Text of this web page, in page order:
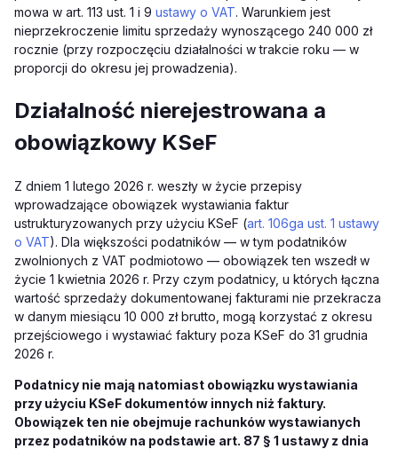
mowa w art. 113 ust. 1 i 9 ustawy o VAT. Warunkiem jest
nieprzekroczenie limitu sprzedaży wynoszącego 240 000 zł
rocznie (przy rozpoczęciu działalności w trakcie roku — w
proporcji do okresu jej prowadzenia).
Działalność nierejestrowana a
obowiązkowy KSeF
Z dniem 1 lutego 2026 r. weszły w życie przepisy
wprowadzające obowiązek wystawiania faktur
ustrukturyzowanych przy użyciu KSeF (art. 106ga ust. 1 ustawy
o VAT). Dla większości podatników — w tym podatników
zwolnionych z VAT podmiotowo — obowiązek ten wszedł w
życie 1 kwietnia 2026 r. Przy czym podatnicy, u których łączna
wartość sprzedaży dokumentowanej fakturami nie przekracza
w danym miesiącu 10 000 zł brutto, mogą korzystać z okresu
przejściowego i wystawiać faktury poza KSeF do 31 grudnia
2026 r.
Podatnicy nie mają natomiast obowiązku wystawiania
przy użyciu KSeF dokumentów innych niż faktury.
Obowiązek ten nie obejmuje rachunków wystawianych
przez podatników na podstawie art. 87 § 1 ustawy z dnia